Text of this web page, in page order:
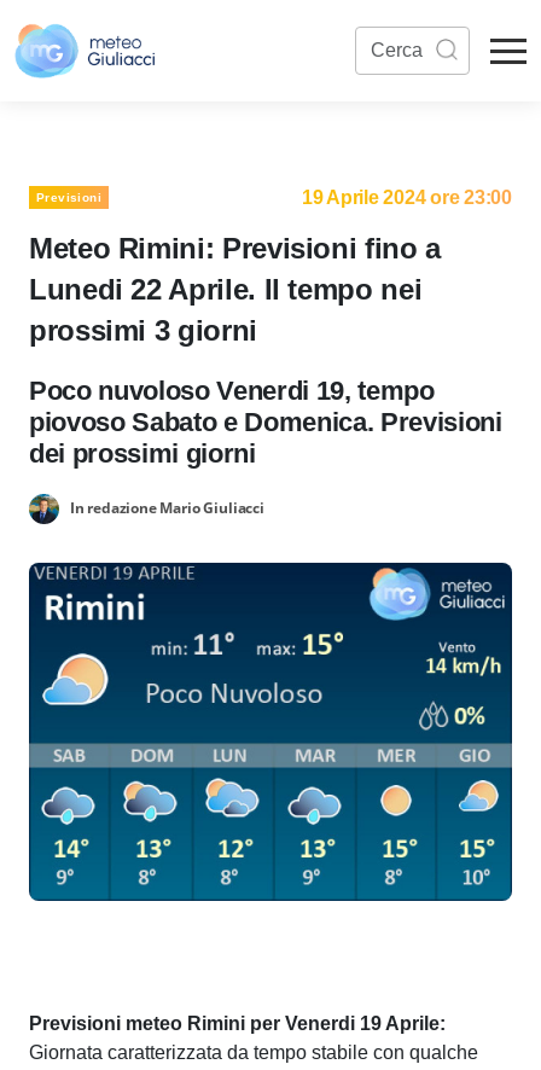
Previsioni 19 Aprile 2024 ore 23:00
Meteo Rimini: Previsioni fino a
Lunedi 22 Aprile. Il tempo nei
prossimi 3 giorni
Poco nuvoloso Venerdi 19, tempo
piovoso Sabato e Domenica. Previsioni
dei prossimi giorni
In redazione Mario Giuliacci
Previsioni meteo Rimini per Venerdi 19 Aprile:
Giornata caratterizzata da tempo stabile con qualche